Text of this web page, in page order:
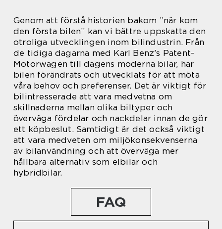
Genom att förstå historien bakom ”när kom
den första bilen” kan vi bättre uppskatta den
otroliga utvecklingen inom bilindustrin. Från
de tidiga dagarna med Karl Benz’s Patent-
Motorwagen till dagens moderna bilar, har
bilen förändrats och utvecklats för att möta
våra behov och preferenser. Det är viktigt för
bilintresserade att vara medvetna om
skillnaderna mellan olika biltyper och
överväga fördelar och nackdelar innan de gör
ett köpbeslut. Samtidigt är det också viktigt
att vara medveten om miljökonsekvenserna
av bilanvändning och att överväga mer
hållbara alternativ som elbilar och
hybridbilar.
FAQ